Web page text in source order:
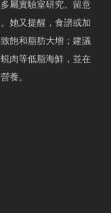
屬實驗室研究。留意
她又提醒，食譜或加
飽和脂肪大增；建議
肉等低脂海鮮，並在
養。